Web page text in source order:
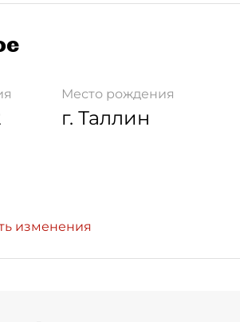
Место рождения
г. Таллин
изменения